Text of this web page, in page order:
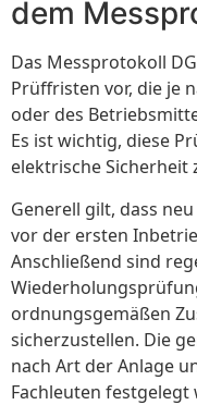
dem
Das Messprotokoll
Prüffristen vor, die je
oder des
Es ist wichtig, diese
elektrische Sicherheit
Generell gilt, dass
vor der ersten
Anschließend sind
ordnungsgemäßen
sicherzustellen. Die
nach Art der Anlage
Fachleuten festgelegt